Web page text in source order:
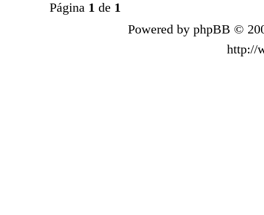
Página 1 de 1
Powered by phpBB ©
http://